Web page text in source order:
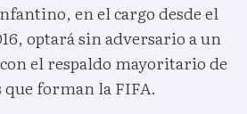
en el cargo desde el
optará sin adversario a un
el respaldo mayoritario de
que forman la FIFA.